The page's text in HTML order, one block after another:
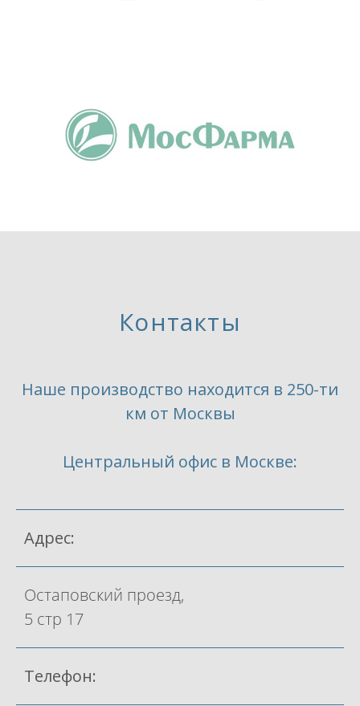
Контакты
Наше производство находится в 250-ти
км от Москвы
Центральный офис в Москве:
Адрес:
Остаповский проезд,
5 стр 17
Телефон: